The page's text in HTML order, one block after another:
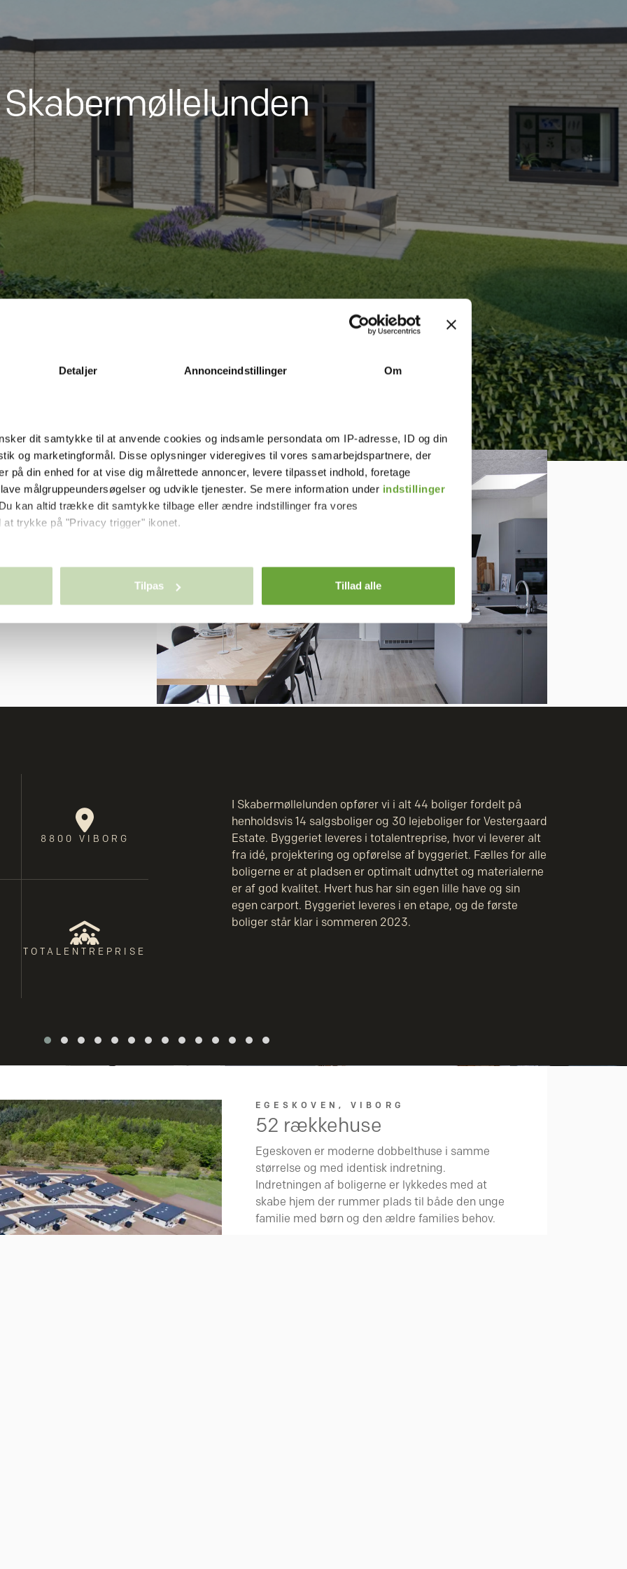
Detaljer Annonceindstillinger Om
dit samtykke til at anvende cookies og indsamle persondata om IP-adresse, ID og din
og marketingformål. Disse oplysninger videregives til vores samarbejdspartnere, der
på din enhed for at vise dig målrettede annoncer, levere tilpasset indhold, foretage
målgruppeundersøgelser og udvikle tjenester. Se mere information under indstillinger
kan altid trække dit samtykke tilbage eller ændre indstillinger fra vores
at trykke på "Privacy trigger" ikonet.
på en scanning af dens unikke karakteristika (fingerprinting)
vores indhold og annoncer, til at vise dig funktioner til sociale medier og til at analysere
om din brug af vores hjemmeside med vores partnere inden for sociale medier,
Vores partnere kan kombinere disse data med andre oplysninger, du har givet
Tilpas Tillad alle
Skabermøllelunden
end centralt i
areal, tæt ved
til bl.a. midtbyen,
I Skabermøllelunden opfører vi i alt 44 boliger fordelt på
henholdsvis 14 salgsboliger og 30 lejeboliger for Vestergaard
Estate. Byggeriet leveres i totalentreprise, hvor vi leverer alt
fra idé, projektering og opførelse af byggeriet. Fælles for alle
boligerne er at pladsen er optimalt udnyttet og materialerne
er af god kvalitet. Hvert hus har sin egen lille have og sin
egen carport. Byggeriet leveres i en etape, og de første
boliger står klar i sommeren 2023.
8800 VIBORG
TOTALENTREPRISE
EGESKOVEN, VIBORG
52 rækkehuse
Egeskoven er moderne dobbelthuse i samme
størrelse og med identisk indretning.
Indretningen af boligerne er lykkedes med at
skabe hjem der rummer plads til både den unge
familie med børn og den ældre families behov.